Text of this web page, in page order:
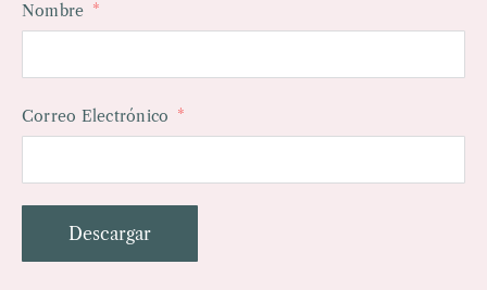
Nombre
Correo Electrónico
Descargar